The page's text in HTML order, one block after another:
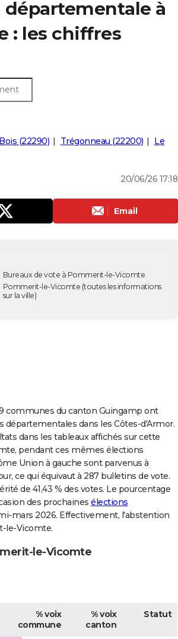
à
: les chiffres
(22290) Trégonneau (22200)
Le
20/06/26 17:18
Email
Bureaux de vote à Pommerit-le-Vicomte
Pommerit-le-Vicomte (toutes les informations
sur la ville)
communes du canton Guingamp ont
départementales dans les Côtes-d'Armor.
dans les tableaux affichés sur cette
pendant ces mêmes élections
Union à gauche sont parvenus à
ce qui équivaut à 287 bulletins de vote.
de 41,43 % des votes. Le pourcentage
des prochaines élections
mars 2026. Effectivement, l'abstention
le-Vicomte.
le-Vicomte
% voix
commune
% voix
canton
Statut